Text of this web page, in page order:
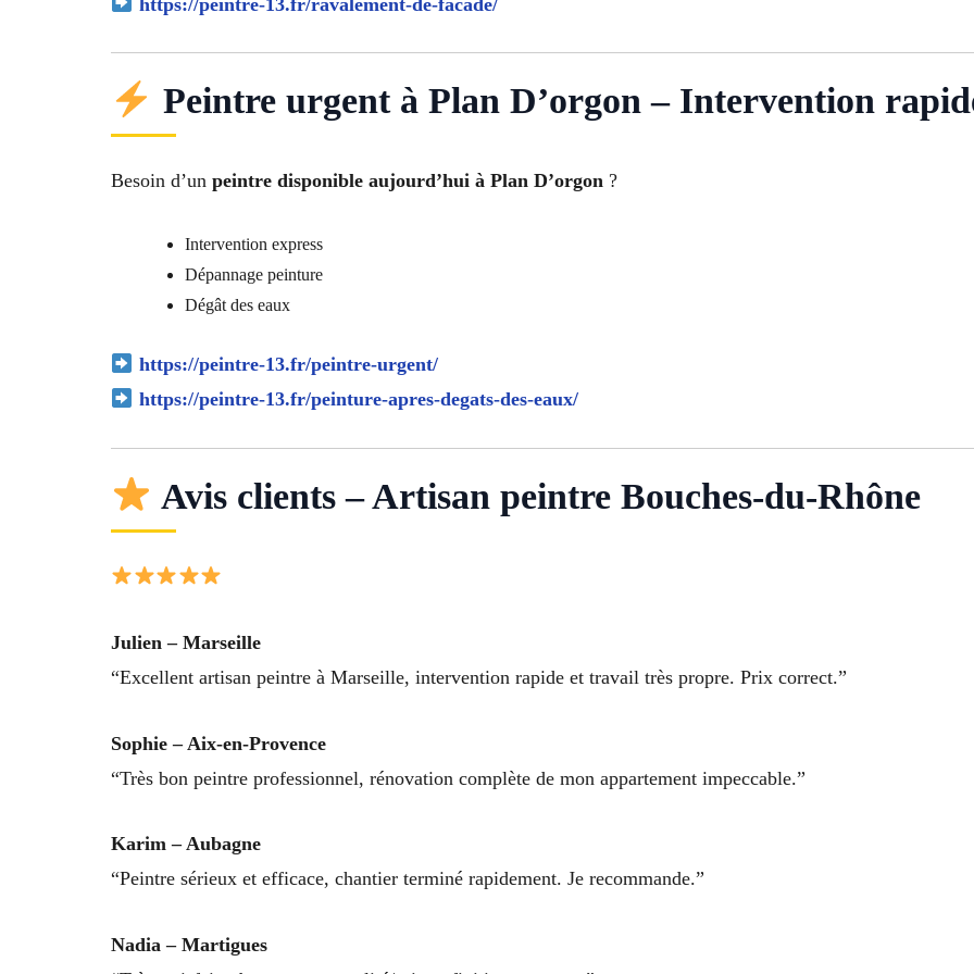
Peintre urgent à Plan D’orgon – Intervention
Besoin d’un peintre disponible aujourd’hui à Plan D’orgon ?
Intervention express
Dépannage peinture
Dégât des eaux
https://peintre-13.fr/peintre-urgent/
https://peintre-13.fr/peinture-apres-degats-des-eaux/
Avis clients – Artisan peintre Bouches-du-Rhône
Julien – Marseille
“Excellent artisan peintre à Marseille, intervention rapide et travail très propre. Prix correct.”
Sophie – Aix-en-Provence
“Très bon peintre professionnel, rénovation complète de mon appartement impeccable.”
Karim – Aubagne
“Peintre sérieux et efficace, chantier terminé rapidement. Je recommande.”
Nadia – Martigues